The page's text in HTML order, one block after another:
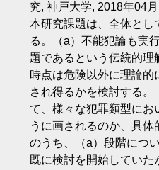
究, 神戸大学, 2018年04
本研究課題は、全体とし
る。（a）不能犯論も実
題であるという伝統的
時点は危険以外に理論
され得るかを検討する。
て、様々な犯罪類型にお
うに画されるのか、具体
のうち、（a）段階につ
既に検討を開始していた